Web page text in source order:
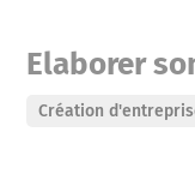
Elaborer
Création